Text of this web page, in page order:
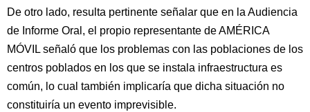
De otro lado, resulta pertinente señalar que en la Audiencia
de Informe Oral, el propio representante de AMÉRICA
MÓVIL señaló que los problemas con las poblaciones de los
centros poblados en los que se instala infraestructura es
común, lo cual también implicaría que dicha situación no
constituiría un evento imprevisible.